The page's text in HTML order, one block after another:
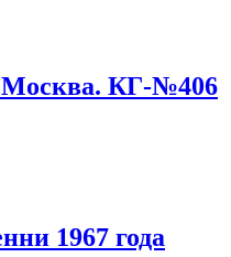
Москва. КГ-№406
1967 года